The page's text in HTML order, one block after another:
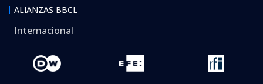
ALIANZAS BBCL
Internacional